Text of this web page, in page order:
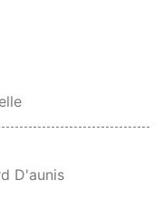
D'aunis